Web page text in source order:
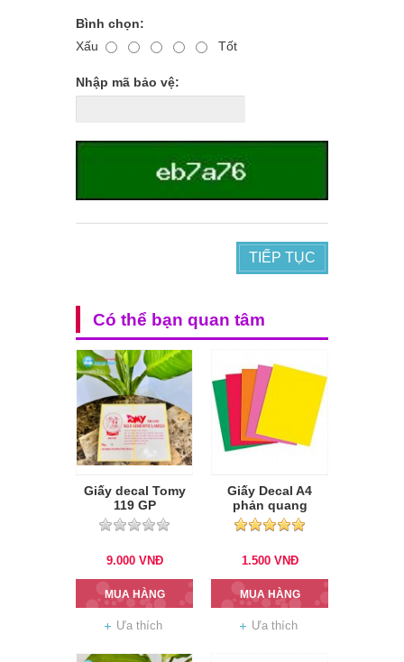
Bình chọn:
Xấu
Tốt
Nhập mã bảo vệ:
TIẾP TỤC
Có thể bạn quan tâm
Giấy decal Tomy
119 GP
9.000 VNĐ
MUA HÀNG
Ưa thích
Giấy Decal A4
phản quang
1.500 VNĐ
MUA HÀNG
Ưa thích